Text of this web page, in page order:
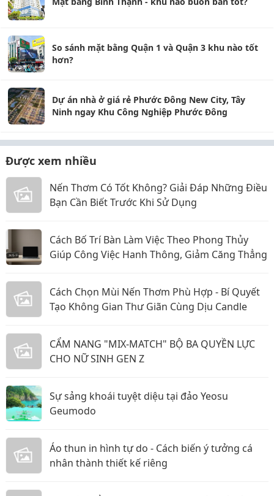
So sánh mặt bằng Quận 1 và Quận 3 khu nào tốt
hơn?
Dự án nhà ở giá rẻ Phước Đông New City, Tây
Ninh ngay Khu Công Nghiệp Phước Đông
Được xem nhiều
Nến Thơm Có Tốt Không? Giải Đáp Những Điều
Bạn Cần Biết Trước Khi Sử Dụng
Cách Bố Trí Bàn Làm Việc Theo Phong Thủy
Giúp Công Việc Hanh Thông, Giảm Căng Thẳng
Cách Chọn Mùi Nến Thơm Phù Hợp - Bí Quyết
Tạo Không Gian Thư Giãn Cùng Dịu Candle
CẨM NANG "MIX-MATCH" BỘ BA QUYỀN LỰC
CHO NỮ SINH GEN Z
Sự sảng khoái tuyệt diệu tại đảo Yeosu
Geumodo
Áo thun in hình tự do - Cách biến ý tưởng cá
nhân thành thiết kế riêng